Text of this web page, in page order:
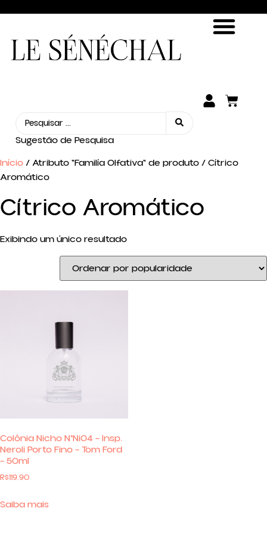
Sugestão de Pesquisa
Início/ Atributo "Familía Olfativa" de produto / Cítrico
Aromático
Cítrico Aromático
Exibindo um único resultado
Colônia Nicho N°Ni04 – Insp.
Neroli Porto Fino – Tom Ford
– 50ml
R$119.90
Saiba mais